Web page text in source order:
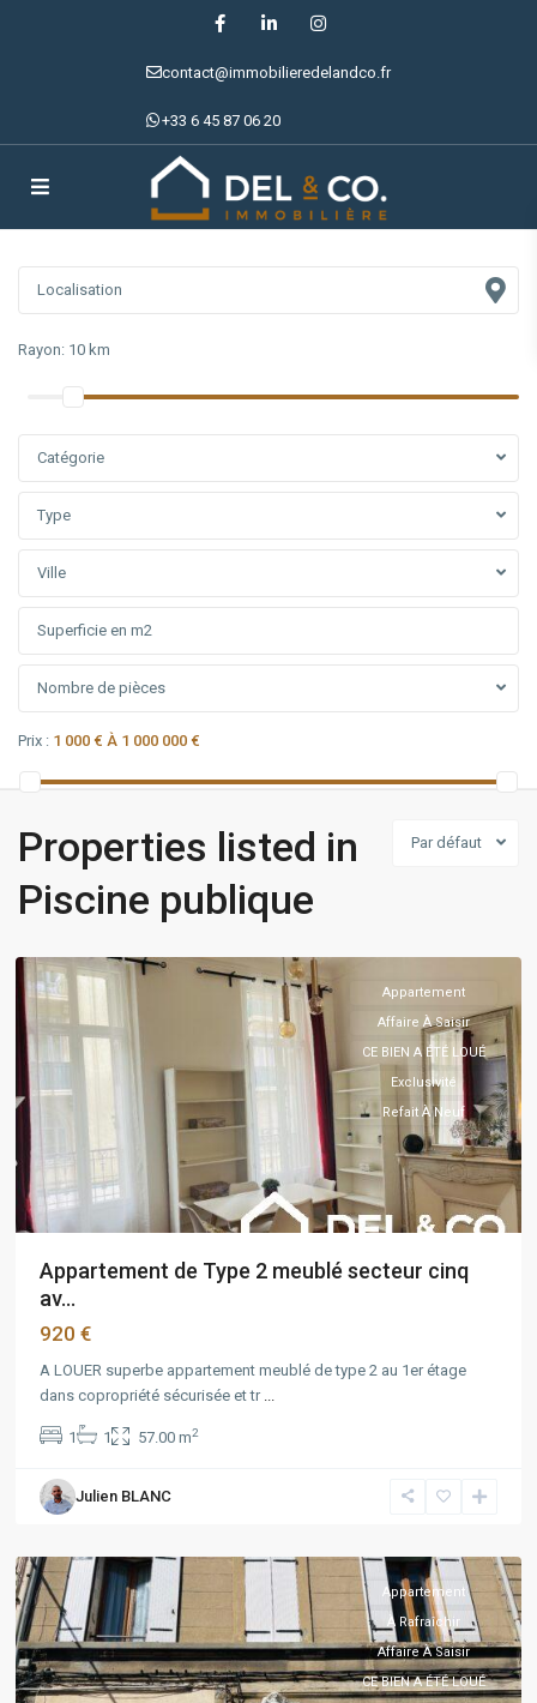
contact@immobilieredelandco.fr
+33 6 45 87 06 20
Rayon: 10 km
Catégorie
Type
Ville
Nombre de pièces
Prix : 1 000 € À 1 000 000 €
Par défaut
Properties listed in
Piscine publique
Marseille
Appartement
Affaire À Saisir
CE BIEN A ÉTÉ LOUÉ
Exclusivité
Refait À Neuf
Appartement de Type 2 meublé secteur cinq
av...
920 €
A LOUER superbe appartement meublé de type 2 au 1er étage
dans copropriété sécurisée et tr ...
1 1 57.00 m2
Julien BLANC
Chartreux,
Appartement
À Rafraîchir
Affaire À Saisir
CE BIEN A ÉTÉ LOUÉ